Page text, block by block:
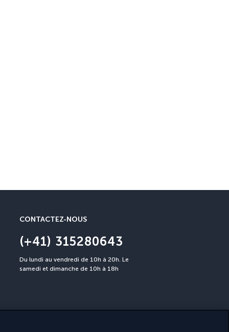
CONTACTEZ-NOUS
(+41) 315280643
Du lundi au vendredi de 10h à 20h. Le
samedi et dimanche de 10h à 18h